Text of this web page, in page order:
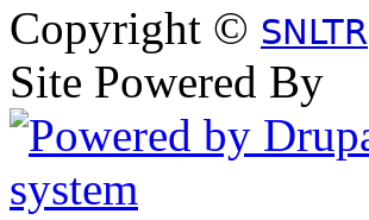
Copyright © SNLTR
Site Powered By